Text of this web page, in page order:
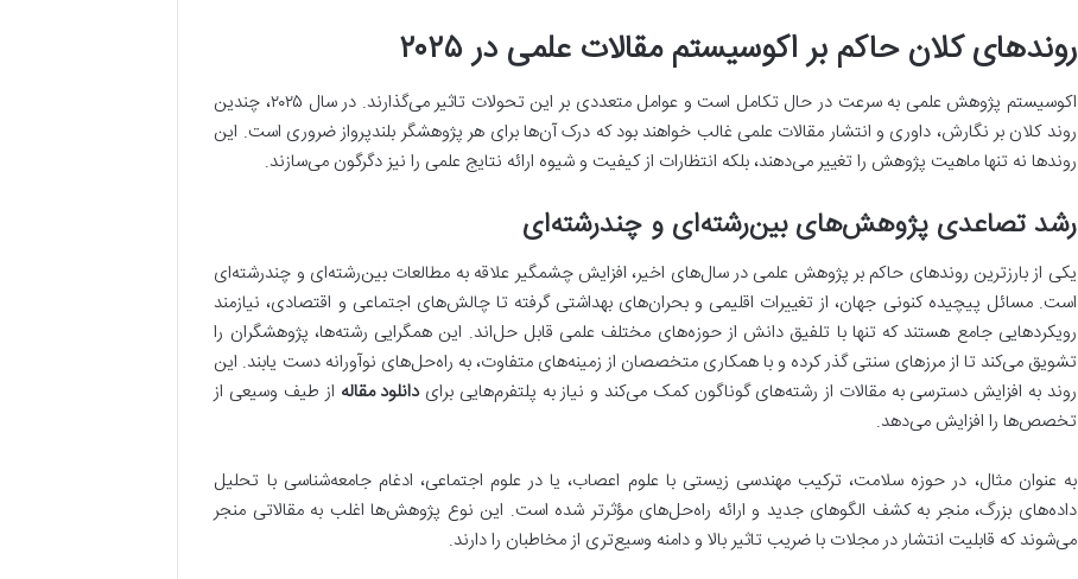
روندهای کلان حاکم بر اکوسیستم مقالات علمی در ۲۰۲۵
اکوسیستم پژوهش علمی به سرعت در حال تکامل است و عوامل متعددی بر این تحولات تاثیر می‌گذارند. در سال ۲۰۲۵، چندین
روند کلان بر نگارش، داوری و انتشار مقالات علمی غالب خواهند بود که درک آن‌ها برای هر پژوهشگر بلندپرواز ضروری است. این
روندها نه تنها ماهیت پژوهش را تغییر می‌دهند، بلکه انتظارات از کیفیت و شیوه ارائه نتایج علمی را نیز دگرگون می‌سازند.
رشد تصاعدی پژوهش‌های بین‌رشته‌ای و چندرشته‌ای
یکی از بارزترین روندهای حاکم بر پژوهش علمی در سال‌های اخیر، افزایش چشمگیر علاقه به مطالعات بین‌رشته‌ای و چندرشته‌ای
است. مسائل پیچیده کنونی جهان، از تغییرات اقلیمی و بحران‌های بهداشتی گرفته تا چالش‌های اجتماعی و اقتصادی، نیازمند
رویکردهایی جامع هستند که تنها با تلفیق دانش از حوزه‌های مختلف علمی قابل حل‌اند. این همگرایی رشته‌ها، پژوهشگران را
تشویق می‌کند تا از مرزهای سنتی گذر کرده و با همکاری متخصصان از زمینه‌های متفاوت، به راه‌حل‌های نوآورانه دست یابند. این
روند به افزایش دسترسی به مقالات از رشته‌های گوناگون کمک می‌کند و نیاز به پلتفرم‌هایی برایدانلود مقاله از طیف وسیعی از
تخصص‌ها را افزایش می‌دهد.
به عنوان مثال، در حوزه سلامت، ترکیب مهندسی زیستی با علوم اعصاب، یا در علوم اجتماعی، ادغام جامعه‌شناسی با تحلیل
داده‌های بزرگ، منجر به کشف الگوهای جدید و ارائه راه‌حل‌های مؤثرتر شده است. این نوع پژوهش‌ها اغلب به مقالاتی منجر
می‌شوند که قابلیت انتشار در مجلات با ضریب تاثیر بالا و دامنه وسیع‌تری از مخاطبان را دارند.